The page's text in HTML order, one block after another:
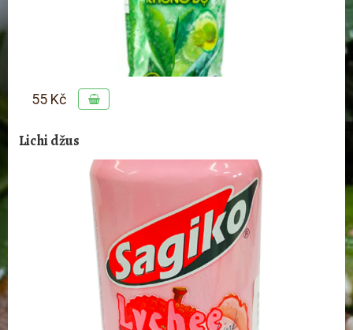
55 Kč
Lichi džus